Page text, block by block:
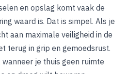
en opslag komt vaak de
waard is. Dat is simpel. Als je
aan maximale veiligheid in de
terug in grip en gemoedsrust.
je thuis geen ruimte